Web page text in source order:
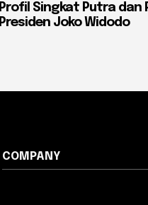
Profil Singkat Putra dan
Presiden Joko Widodo
COMPANY